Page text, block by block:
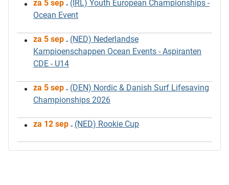
za 5 sep - (IRL) Youth European Championships -
Ocean Event
za 5 sep - (NED) Nederlandse
Kampioenschappen Ocean Events - Aspiranten
CDE - U14
za 5 sep - (DEN) Nordic & Danish Surf Lifesaving
Championships 2026
za 12 sep - (NED) Rookie Cup